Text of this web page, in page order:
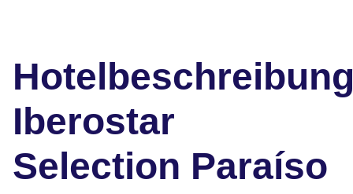
Iberostar
Selection Paraíso